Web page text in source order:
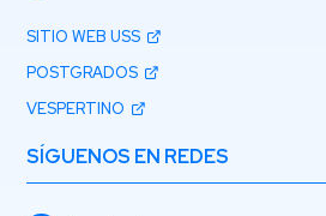
SITIO WEB USS
POSTGRADOS
VESPERTINO
SÍGUENOS EN REDES